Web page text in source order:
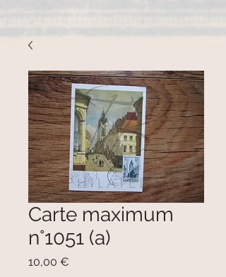
Carte maximum
n°1051 (a)
10,00 €